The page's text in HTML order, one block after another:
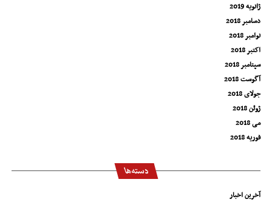
ژانویه 2019
دسامبر 2018
نوامبر 2018
اکتبر 2018
سپتامبر 2018
آگوست 2018
جولای 2018
ژوئن 2018
می 2018
فوریه 2018
دسته‌ها
آخرین اخبار